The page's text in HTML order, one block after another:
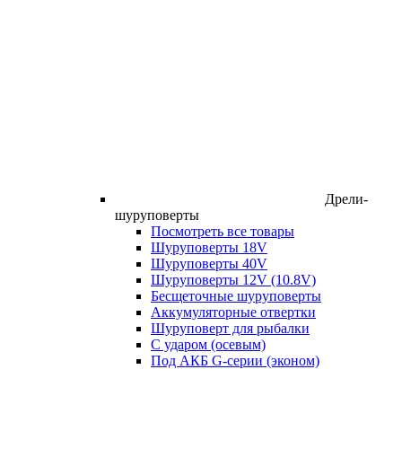
Дрели-
шуруповерты
Посмотреть все товары
Шуруповерты 18V
Шуруповерты 40V
Шуруповерты 12V (10.8V)
Бесщеточные шуруповерты
Аккумуляторные отвертки
Шуруповерт для рыбалки
С ударом (осевым)
Под АКБ G-серии (эконом)